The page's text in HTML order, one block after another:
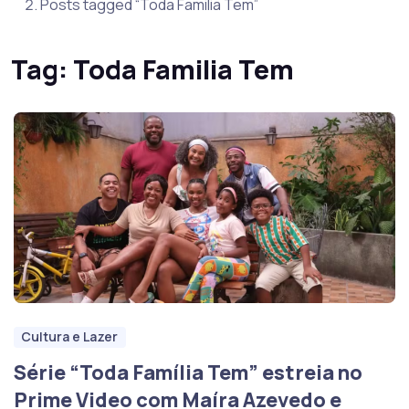
Posts tagged “Toda Familia Tem”
Tag: Toda Familia Tem
Cultura e Lazer
Série “Toda Família Tem” estreia no
Prime Video com Maíra Azevedo e